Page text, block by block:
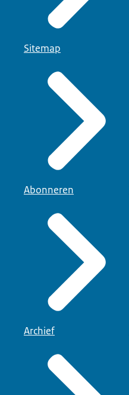
Sitemap
Abonneren
Archief